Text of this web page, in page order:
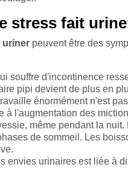
stress fait
uriner peuvent être des
souffre d'incontinence
pipi devient de plus en
énormément n'est
à l'augmentation des
même pendant la
de sommeil. Les
envies urinaires est liée à